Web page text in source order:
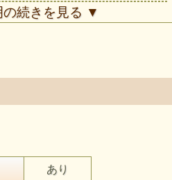
OPAL
ア・オパール
続きを見る ▼
あり